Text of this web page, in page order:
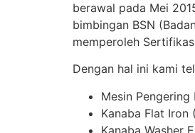
berawal pada Mei
bimbingan BSN
memperoleh
Dengan hal ini kami
Mesin Pengering
Kanaba Flat Iron
Kanaba Washer